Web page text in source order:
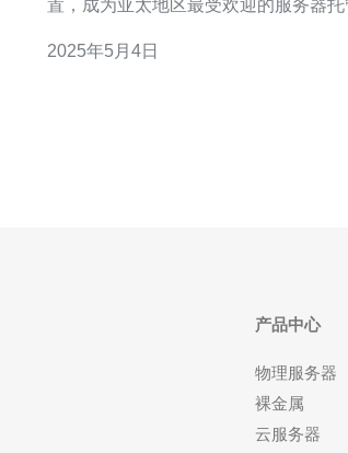
置，成为亚太地区最受欢迎的服务器
及优质的服务质量。 根据不同的需求，香港服务器线
2025年5月4日
产品中心
物理服务器
裸金属
云服务器